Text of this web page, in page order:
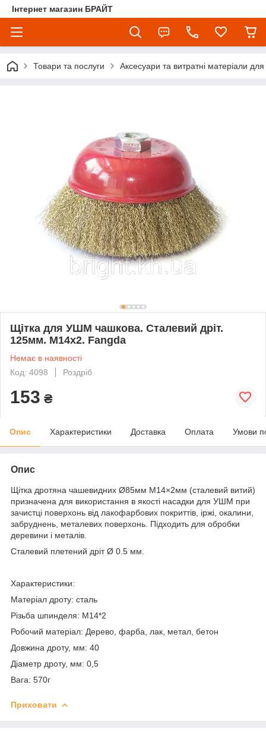
Інтернет магазин БРАЙТ
Товари та послуги Аксесуари та витратні матеріали
Щітка для УШМ чашкова. Сталевий дріт.
125мм. М14х2. Fangda
Немає в наявності
Код: 4098
Роздріб
153 ₴
Опис Характеристики Доставка Оплата Умови
Опис
Щітка дротяна чашевидних Ø85мм М14×2мм (сталевий витий)
призначена для використання в якості насадки для УШМ при
зачистці поверхонь від лакофарбових покриттів, іржі, окалини,
забруднень, металевих поверхонь. Підходить для обробки
деревини і металів.
Сталевий плетений дріт Ø 0.5 мм.
Характеристики:
Матеріал дроту: сталь
Різьба шпинделя: М14*2
Робочий матеріал: Дерево, фарба, лак, метал, бетон
Довжина дроту, мм: 40
Діаметр дроту, мм: 0,5
Вага: 570г
Приховати